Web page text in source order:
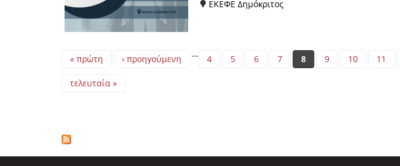
ΕΚΕΦΕ Δημόκριτος
Pages
« πρώτη ‹ προηγούμενη … 4 5 6 7 8 9 10 11
τελευταία »